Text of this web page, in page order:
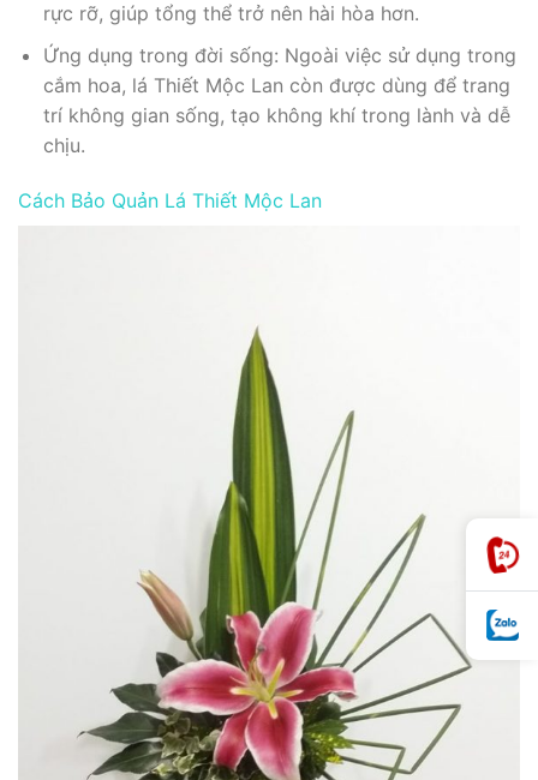
rực rỡ, giúp tổng thể trở nên hài hòa hơn.
Ứng dụng trong đời sống: Ngoài việc sử dụng trong
cắm hoa, lá Thiết Mộc Lan còn được dùng để trang
trí không gian sống, tạo không khí trong lành và dễ
chịu.
Cách Bảo Quản Lá Thiết Mộc Lan